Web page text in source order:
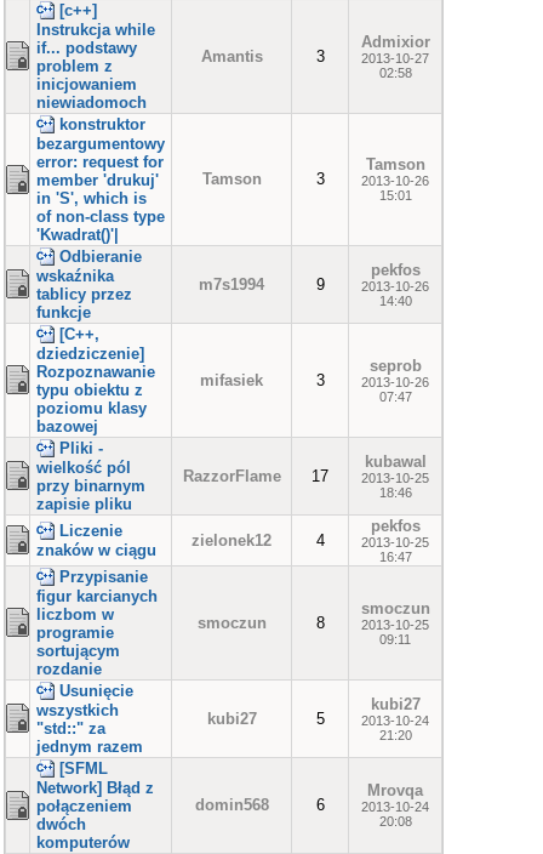
[c++]
Instrukcja while
if... podstawy
problem z
inicjowaniem
niewiadomoch
Amantis 3
Admixior
2013-10-27
02:58
konstruktor
bezargumentowy
error: request for
member 'drukuj'
in 'S', which is
of non-class type
'Kwadrat()'|
Tamson 3
Tamson
2013-10-26
15:01
Odbieranie
wskaźnika
tablicy przez
funkcje
m7s1994 9
pekfos
2013-10-26
14:40
[C++,
dziedziczenie]
Rozpoznawanie
typu obiektu z
poziomu klasy
bazowej
mifasiek 3
seprob
2013-10-26
07:47
Pliki -
wielkość pól
przy binarnym
zapisie pliku
RazzorFlame 17
kubawal
2013-10-25
18:46
Liczenie
znaków w ciągu
zielonek12 4
pekfos
2013-10-25
16:47
Przypisanie
figur karcianych
liczbom w
programie
sortującym
rozdanie
smoczun 8
smoczun
2013-10-25
09:11
Usunięcie
wszystkich
"std::" za
jednym razem
kubi27 5
kubi27
2013-10-24
21:20
[SFML
Network] Błąd z
połączeniem
dwóch
komputerów
domin568 6
Mrovqa
2013-10-24
20:08